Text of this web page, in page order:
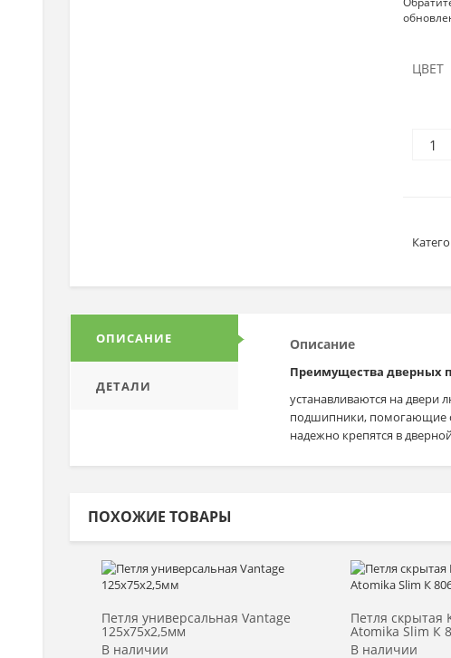
ЦВЕТ
ОПИСАНИЕ
ДЕТАЛИ
Описание
Преимущества дверных
устанавливаются на двери
подшипники, помогающие
надежно крепятся в
ПОХОЖИЕ ТОВАРЫ
Петля универсальная Vantage
125x75x2,5мм
В наличии
Выбрать >
Петля скрытая
Atomika Slim К
В наличии